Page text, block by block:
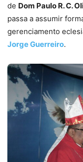
de Dom Paulo R. C.
passa a assumir
gerenciamento
Jorge Guerreiro.